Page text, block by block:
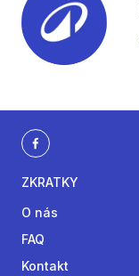
ZKRATKY
O nás
FAQ
Kontakt